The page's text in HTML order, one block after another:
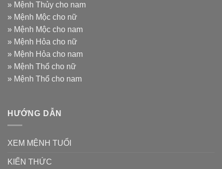
» Mệnh Thủy cho nam
» Mệnh Mộc cho nữ
» Mệnh Mộc cho nam
» Mệnh Hỏa cho nữ
» Mệnh Hỏa cho nam
» Mệnh Thổ cho nữ
» Mệnh Thổ cho nam
HƯỚNG DẪN
XEM MỆNH TUỔI
KIẾN THỨC